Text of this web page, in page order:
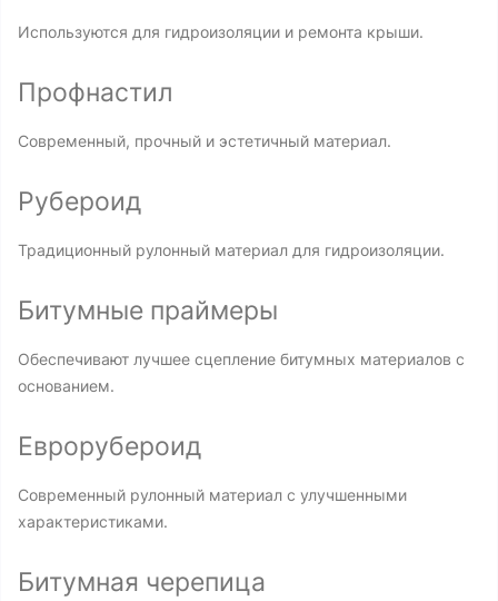
Используются для гидроизоляции и ремонта крыши.
Профнастил
Современный, прочный и эстетичный материал.
Рубероид
Традиционный рулонный материал для гидроизоляции.
Битумные праймеры
Обеспечивают лучшее сцепление битумных материалов с
основанием.
Еврорубероид
Современный рулонный материал с улучшенными
характеристиками.
Битумная черепица